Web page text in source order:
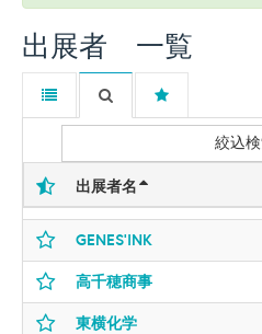
出展者 一覧
絞込
出展者名
GENES'INK
高千穂商事
東横化学